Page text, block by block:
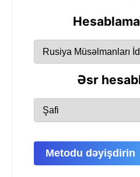
Əsr
Metodu dəyişdirin